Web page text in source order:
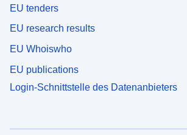
EU tenders
EU research results
EU Whoiswho
EU publications
Login-Schnittstelle des Datenanbieters